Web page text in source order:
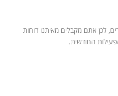
לכן אתם מקבלים מאיתנו דוחות
החודשית.